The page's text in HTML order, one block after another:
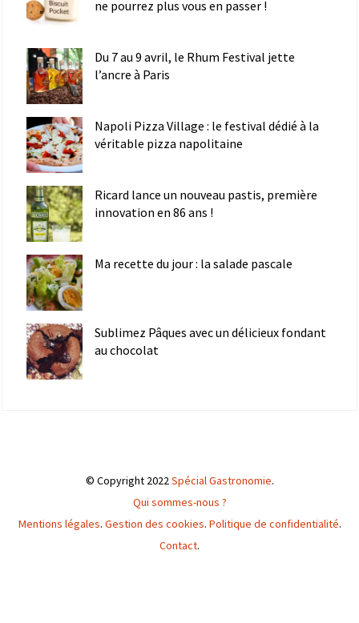
ne pourrez plus vous en passer !
Du 7 au 9 avril, le Rhum Festival jette
l’ancre à Paris
Napoli Pizza Village : le festival dédié à la
véritable pizza napolitaine
Ricard lance un nouveau pastis, première
innovation en 86 ans !
Ma recette du jour : la salade pascale
Sublimez Pâques avec un délicieux fondant
au chocolat
© Copyright 2022Spécial Gastronomie.
Qui sommes-nous ?
Mentions légales. Gestion des cookies. Politique de confidentialité.
Contact.